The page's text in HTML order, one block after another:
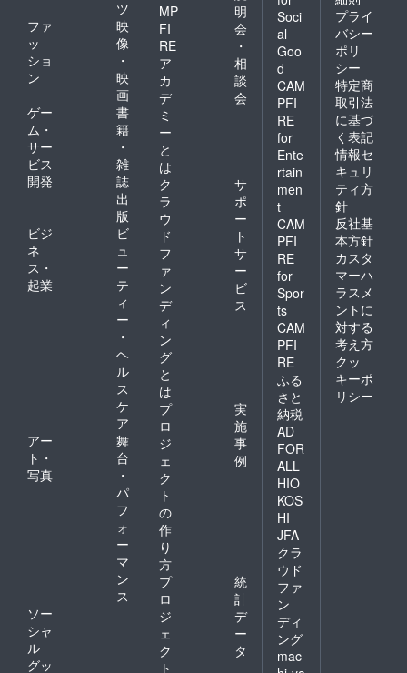
ツ
ファ
ッ
ショ
ン
映
像
・
映
画
ゲー
ム・
サー
ビス
開発
書
籍
・
雑
誌
出
版
ビジ
ネ
ス・
起業
ビ
ュ
ー
テ
ィ
ー
・
ヘ
ル
ス
ケ
ア
アー
ト・
写真
舞
台
・
パ
フ
ォ
ー
マ
ン
ス
ソー
シャ
ル
グッ
MP
FI
RE
ア
カ
デ
ミ
ー
と
は
明
会
・
相
談
会
ク
ラ
ウ
ド
フ
ァ
ン
デ
ィ
ン
グ
と
は
サ
ポ
ー
ト
サ
ー
ビ
ス
プ
ロ
ジ
ェ
ク
ト
の
作
り
方
実
施
事
例
プ
ロ
ジ
ェ
ク
ト
統
計
デ
ー
タ
Soci
al
Goo
d
CAM
PFI
RE
for
Ente
rtain
men
t
CAM
PFI
RE
for
Spor
ts
CAM
PFI
RE
ふる
さと
納税
AD
FOR
ALL
HIO
KOS
HI
JFA
クラ
ウド
ファ
ン
ディ
ング
mac
プライ
バシー
ポリ
シー
特定商
取引法
に基づ
く表記
情報セ
キュリ
ティ方
針
反社基
本方針
カスタ
マーハ
ラスメ
ントに
対する
考え方
クッ
キーポ
リシー